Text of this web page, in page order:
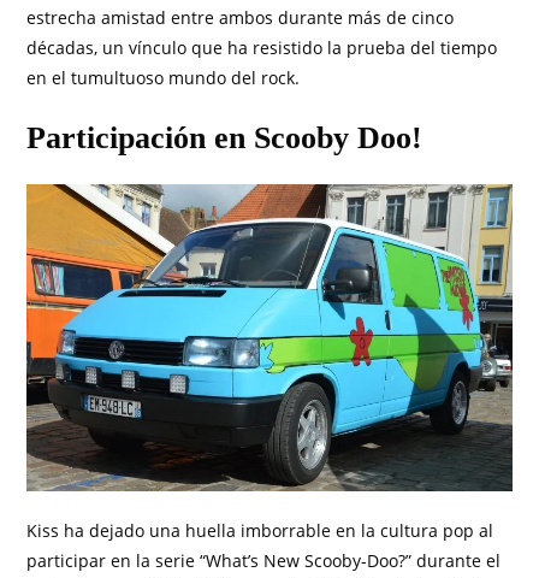
estrecha amistad entre ambos durante más de cinco
décadas, un vínculo que ha resistido la prueba del tiempo
en el tumultuoso mundo del rock.
Participación en Scooby Doo!
Kiss ha dejado una huella imborrable en la cultura pop al
participar en la serie “What’s New Scooby-Doo?” durante el